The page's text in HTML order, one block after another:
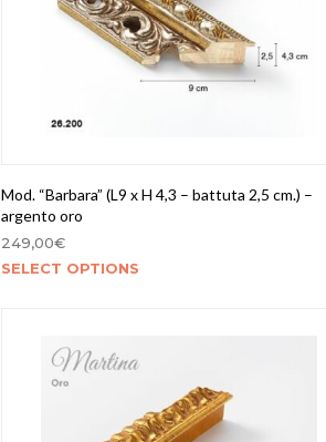
Mod. “Barbara” (L9 x H 4,3 – battuta 2,5 cm.) –
argento oro
249,00€
SELECT OPTIONS